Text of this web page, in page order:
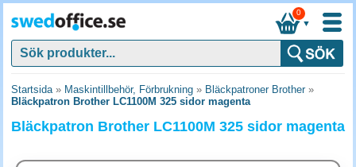
▼
0
Startsida» Maskintillbehör, Förbrukning » Bläckpatroner Brother»
Bläckpatron Brother LC1100M 325 sidor magenta
Bläckpatron Brother LC1100M 325 sidor magenta